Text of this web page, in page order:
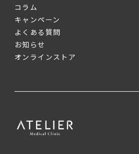
コラム
キャンペーン
よくある質問
お知らせ
オンラインストア